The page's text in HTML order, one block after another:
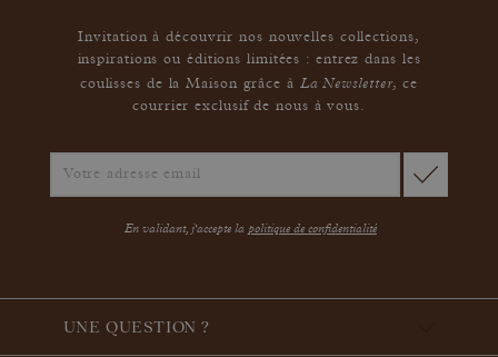
Invitation à découvrir nos nouvelles collections,
inspirations ou éditions limitées : entrez dans les
coulisses de la Maison grâce à La Newsletter,ce
courrier exclusif de nous à vous.
En validant, j'accepte la politique de confidentialité
UNE QUESTION ?